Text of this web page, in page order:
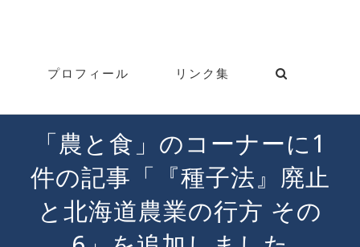
プロフィール リンク集
「農と食」のコーナーに1
件の記事「『種子法』廃止
と北海道農業の行方 その